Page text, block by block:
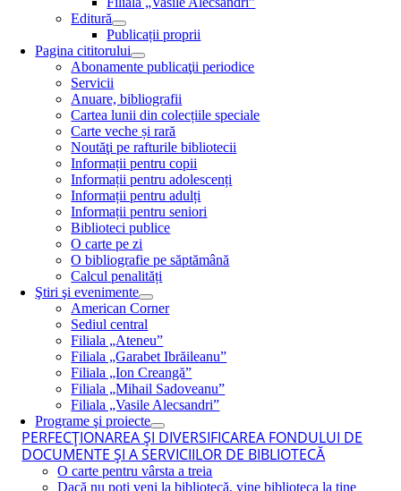
Editură
Publicații proprii
Pagina cititorului
Abonamente publicaţii periodice
Servicii
Anuare, bibliografii
Cartea lunii din colecțiile speciale
Carte veche și rară
Noutăţi pe rafturile bibliotecii
Informații pentru copii
Informații pentru adolescenți
Informații pentru adulți
Informații pentru seniori
Biblioteci publice
O carte pe zi
O bibliografie pe săptămână
Calcul penalități
Ştiri şi evenimente
American Corner
Sediul central
Filiala „Ateneu”
Filiala „Garabet Ibrăileanu”
Filiala „Ion Creangă”
Filiala „Mihail Sadoveanu”
Filiala „Vasile Alecsandri”
Programe şi proiecte
PERFECŢIONAREA ŞI DIVERSIFICAREA FONDULUI DE
DOCUMENTE ŞI A SERVICIILOR DE BIBLIOTECĂ
O carte pentru vârsta a treia
Dacă nu poţi veni la bibliotecă, vine biblioteca la tine